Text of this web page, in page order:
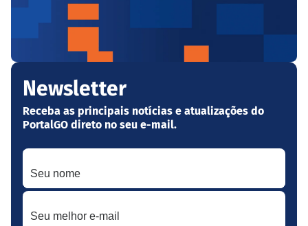
Newsletter
Receba as principais notícias e atualizações do
PortalGO direto no seu e-mail.
Seu nome
Seu melhor e-mail